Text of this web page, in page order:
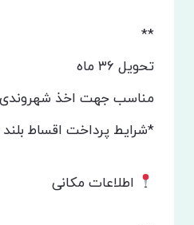
**
تحویل ۳۶ ماه
مناسب جهت اخذ شهروندی
*شرایط پرداخت اقساط
اطلاعات مکانی